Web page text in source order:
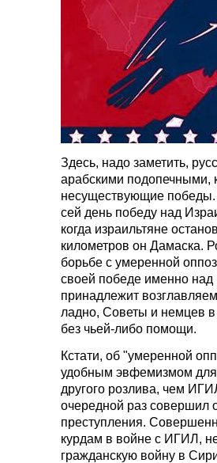
Здесь, надо заметить,
арабскими подопечными,
несуществующие
сей день победу над
когда израильтяне
километров он Дамаска.
борьбе с умеренной
своей победе именно
принадлежит
ладно, Советы и немцев
без чьей-либо помощи.
Кстати, об "умеренной
удобным эвфемизмом для
другого розлива, чем
очередной раз совершил
преступления.
курдам в войне с ИГИЛ,
гражданскую войну в